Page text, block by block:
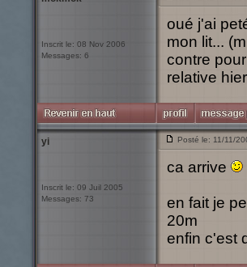
Inscrit le: 08 Nov 2006
Messages: 6
oué j'ai
mon lit...
contre
relative
yi
Inscrit le: 09 Juil 2005
Messages: 73
Posté le: 11/11/
ca arrive
en fait je
20m
enfin c'est